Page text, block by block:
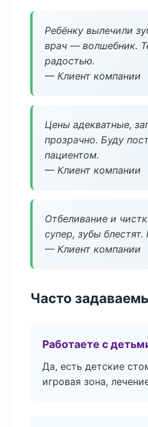
Ребёнку вылечили
врач — волшебник.
радостью.
— Клиент компании
Цены адекватные,
прозрачно. Буду
пациентом.
— Клиент компании
Отбеливание и
супер, зубы
— Клиент компании
Часто
Работаете с
Да, есть детские
игровая зона,